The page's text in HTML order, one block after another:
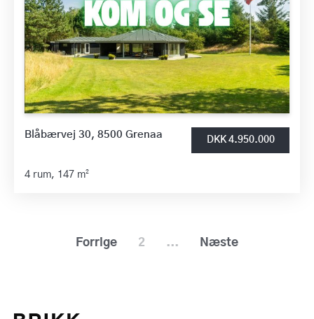
Blåbærvej 30, 8500 Grenaa DKK 4.950.000
4 rum, 147 m²
Forrige 2 ... Næste